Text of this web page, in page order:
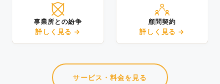
事業所との紛争
詳しく見る →
顧問契約
詳しく見る →
サービス・料金を見る